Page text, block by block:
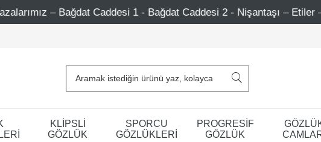
Caddesi 1 - Bağdat Caddesi 2 - Nişantaşı – Etiler – Ataşehir 750
KLİPSLİ
GÖZLÜK
SPORCU
GÖZLÜKLERİ
PROGRESİF
GÖZLÜK